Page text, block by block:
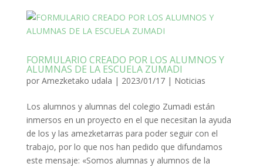
FORMULARIO CREADO POR LOS ALUMNOS Y
ALUMNAS DE LA ESCUELA ZUMADI
por Amezketako udala | 2023/01/17| Noticias
Los alumnos y alumnas del colegio Zumadi están
inmersos en un proyecto en el que necesitan la ayuda
de los y las amezketarras para poder seguir con el
trabajo, por lo que nos han pedido que difundamos
este mensaje: «Somos alumnas y alumnos de la